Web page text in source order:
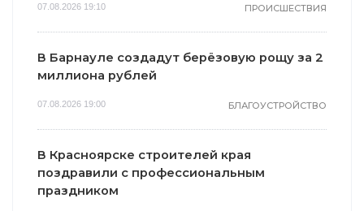
07.08.2026 19:10 ПРОИСШЕСТВИЯ
В Барнауле создадут берёзовую рощу за 2
миллиона рублей
07.08.2026 19:00 БЛАГОУСТРОЙСТВО
В Красноярске строителей края
поздравили с профессиональным
праздником